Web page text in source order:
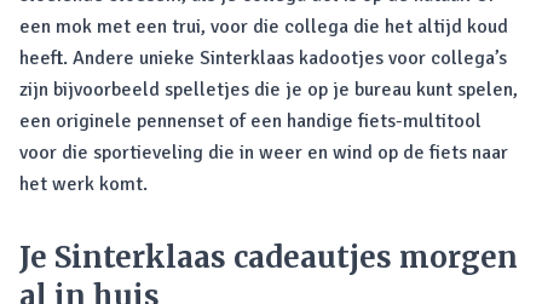
een mok met een trui, voor die collega die het altijd koud
heeft. Andere unieke Sinterklaas kadootjes voor collega’s
zijn bijvoorbeeld spelletjes die je op je bureau kunt spelen,
een originele pennenset of een handige fiets-multitool
voor die sportieveling die in weer en wind op de fiets naar
het werk komt.
Je Sinterklaas cadeautjes morgen
al in huis